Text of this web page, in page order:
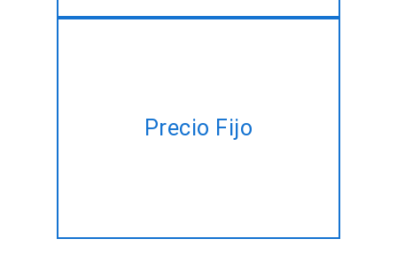
Precio Fijo
administrar? Deje que nosotros